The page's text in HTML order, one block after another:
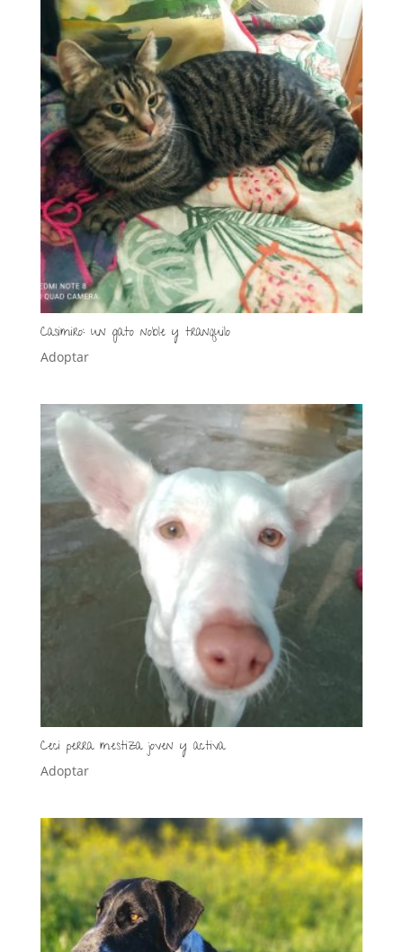
Casimiro: un gato noble y tranquilo
Adoptar
Ceci perra mestiza joven y activa
Adoptar